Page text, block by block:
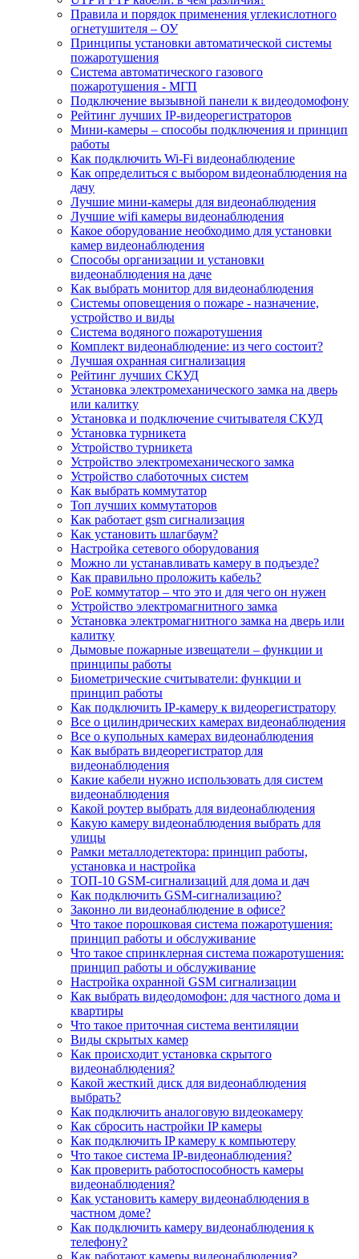
Правила и порядок применения углекислотного
огнетушителя – ОУ
Принципы установки автоматической системы
пожаротушения
Система автоматического газового
пожаротушения - МГП
Подключение вызывной панели к видеодомофону
Рейтинг лучших IP-видеорегистраторов
Мини-камеры – способы подключения и принцип
работы
Как подключить Wi-Fi видеонаблюдение
Как определиться с выбором видеонаблюдения на
дачу
Лучшие мини-камеры для видеонаблюдения
Лучшие wifi камеры видеонаблюдения
Какое оборудование необходимо для установки
камер видеонаблюдения
Способы организации и установки
видеонаблюдения на даче
Как выбрать монитор для видеонаблюдения
Системы оповещения о пожаре - назначение,
устройство и виды
Система водяного пожаротушения
Комплект видеонаблюдение: из чего состоит?
Лучшая охранная сигнализация
Рейтинг лучших СКУД
Установка электромеханического замка на дверь
или калитку
Установка и подключение считывателя СКУД
Установка турникета
Устройство турникета
Устройство электромеханического замка
Устройство слаботочных систем
Как выбрать коммутатор
Топ лучших коммутаторов
Как работает gsm сигнализация
Как установить шлагбаум?
Настройка сетевого оборудования
Можно ли устанавливать камеру в подъезде?
Как правильно проложить кабель?
PoE коммутатор – что это и для чего он нужен
Устройство электромагнитного замка
Установка электромагнитного замка на дверь или
калитку
Дымовые пожарные извещатели – функции и
принципы работы
Биометрические считыватели: функции и
принцип работы
Как подключить IP-камеру к видеорегистратору
Все о цилиндрических камерах видеонаблюдения
Все о купольных камерах видеонаблюдения
Как выбрать видеорегистратор для
видеонаблюдения
Какие кабели нужно использовать для систем
видеонаблюдения
Какой роутер выбрать для видеонаблюдения
Какую камеру видеонаблюдения выбрать для
улицы
Рамки металлодетектора: принцип работы,
установка и настройка
ТОП-10 GSM-сигнализаций для дома и дач
Как подключить GSM-сигнализацию?
Законно ли видеонаблюдение в офисе?
Что такое порошковая система пожаротушения:
принцип работы и обслуживание
Что такое спринклерная система пожаротушения:
принцип работы и обслуживание
Настройка охранной GSM сигнализации
Как выбрать видеодомофон: для частного дома и
квартиры
Что такое приточная система вентиляции
Виды скрытых камер
Как происходит установка скрытого
видеонаблюдения?
Какой жесткий диск для видеонаблюдения
выбрать?
Как подключить аналоговую видеокамеру
Как сбросить настройки IP камеры
Как подключить IP камеру к компьютеру
Что такое система IP-видеонаблюдения?
Как проверить работоспособность камеры
видеонаблюдения?
Как установить камеру видеонаблюдения в
частном доме?
Как подключить камеру видеонаблюдения к
телефону?
Как работают камеры видеонаблюдения?